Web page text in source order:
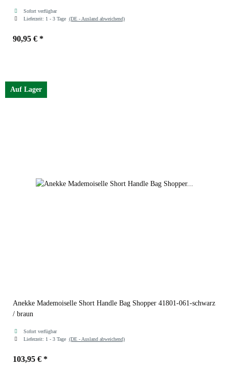
Sofort verfügbar
Lieferzeit: 1 - 3 Tage (DE - Ausland abweichend)
90,95 € *
Auf Lager
Anekke Mademoiselle Short Handle Bag Shopper 41801-061-schwarz
/ braun
Sofort verfügbar
Lieferzeit: 1 - 3 Tage (DE - Ausland abweichend)
103,95 € *